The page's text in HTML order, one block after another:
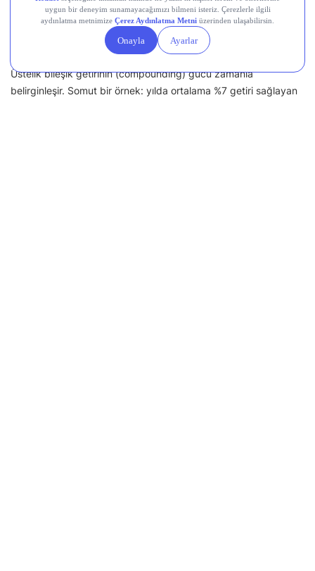
Bu araçların ortak yönü dolar cinsinden fiyatlanmalarıdır.Kur
dalgalanmalarından korunmanız sürerken, temettü, değer artışı
ya da faiz getirisiyle bakiyeyi büyütme potansiyeli doğar.
Üstelik bileşik getirinin (compounding) gücü zamanla
belirginleşir. Somut bir örnek: yılda ortalama %7 getiri sağlayan